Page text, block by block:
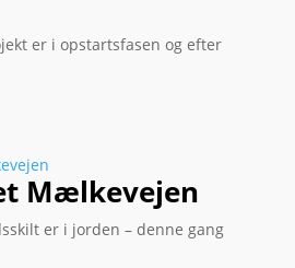
er i opstartsfasen og efter
Mælkevejen
er i jorden – denne gang